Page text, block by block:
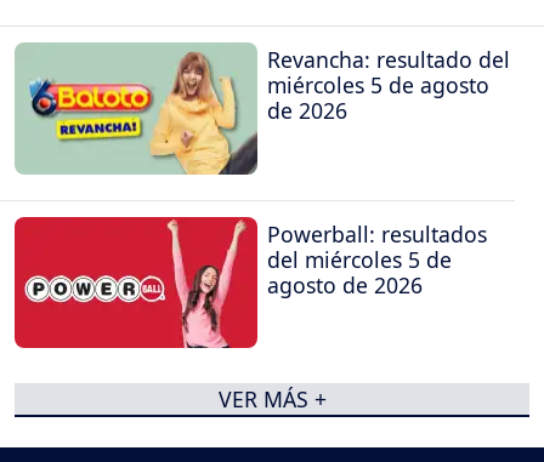
Revancha: resultado del
miércoles 5 de agosto
de 2026
Powerball: resultados
del miércoles 5 de
agosto de 2026
VER MÁS +